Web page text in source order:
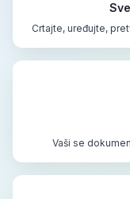
Crtajte, uređujte,
Vaši se